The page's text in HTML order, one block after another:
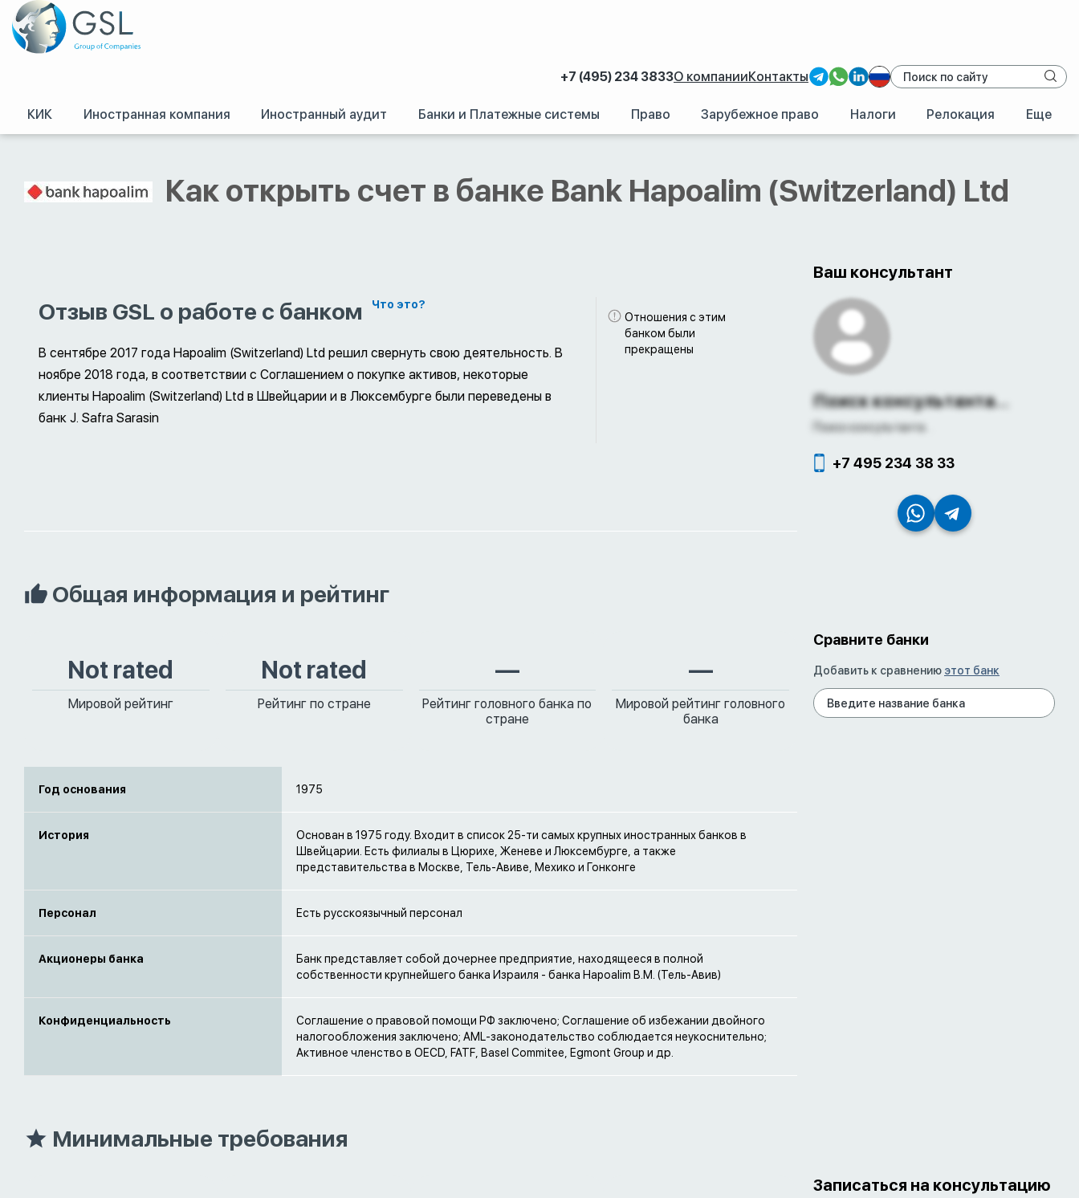
+7 (495) 234 3833О компанииКонтакты
КИК Иностранная компания Иностранный аудит Банки и Платежные системы Право Зарубежное право Налоги Релокация Еще
GSL/Оффшоры и международное право. Регистрация оффшорных компаний. Счет в иностранном банке: Как открыть банковский счет за рубежом/Швейцария / Bank Hapoalim (Switzerland) Ltd
Как открыть счет в банке Bank Hapoalim (Switzerland) Ltd
Отзыв GSL о работе с банком Что это?
В сентябре 2017 года Hapoalim (Switzerland) Ltd решил свернуть свою деятельность. В
ноябре 2018 года, в соответствии с Соглашением о покупке активов, некоторые
клиенты Hapoalim (Switzerland) Ltd в Швейцарии и в Люксембурге были переведены в
банк J. Safra Sarasin
Отношения с этим
банком были
прекращены
Ваш консультант
Поиск консультанта...
Поиск консультанта...
+7 495 234 38 33
Общая информация и рейтинг
Not rated
Мировой рейтинг
Not rated
Рейтинг по стране
—
Рейтинг головного банка по
стране
—
Мировой рейтинг головного
банка
Год основания 1975
История
Основан в 1975 году. Входит в список 25-ти самых крупных иностранных банков в
Швейцарии. Есть филиалы в Цюрихе, Женеве и Люксембурге, а также
представительства в Москве, Тель-Авиве, Мехико и Гонконге
Персонал Есть русскоязычный персонал
Акционеры банка
Банк представляет собой дочернее предприятие, находящееся в полной
собственности крупнейшего банка Израиля - банка Hapoalim B.M. (Тель-Авив)
Конфиденциальность
Соглашение о правовой помощи РФ заключено; Соглашение об избежании двойного
налогообложения заключено; AML-законодательство соблюдается неукоснительно;
Активное членство в OECD, FATF, Basel Commitee, Egmont Group и др.
Сравните банки
Добавить к сравнению этот банк
Минимальные требования
Записаться на консультацию